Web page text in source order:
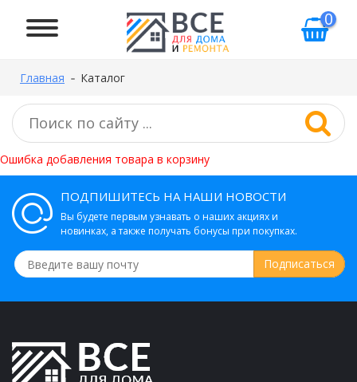
0
Главная Каталог
Ошибка добавления товара в корзину
ПОДПИШИТЕСЬ НА НАШИ НОВОСТИ
Вы будете первым узнавать о наших акциях и
новинках, а также получать бонусы при покупках.